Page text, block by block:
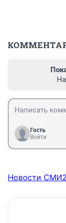
Гость
Войти
Новости СМИ2